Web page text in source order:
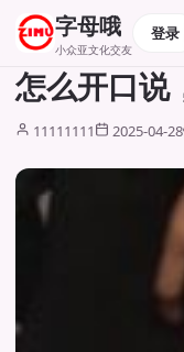
字母哦
小众亚文化交友
登录
怎么开口说
11111111 2025-04-28